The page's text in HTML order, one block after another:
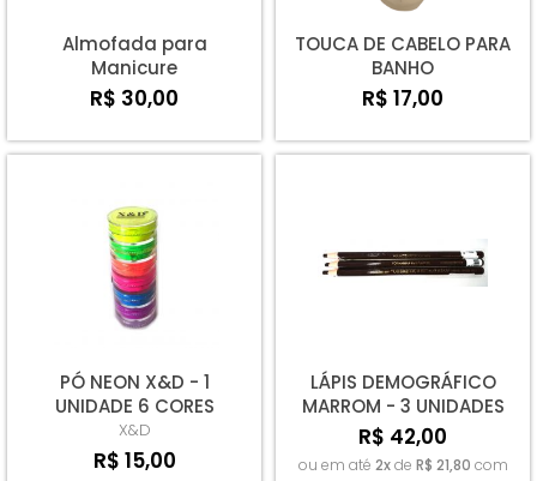
Almofada para
Manicure
R$ 30,00
TOUCA DE CABELO PARA
BANHO
R$ 17,00
PÓ NEON X&D - 1
UNIDADE 6 CORES
X&D
R$ 15,00
LÁPIS DEMOGRÁFICO
MARROM - 3 UNIDADES
R$ 42,00
ou em até 2xde R$ 21,80 com